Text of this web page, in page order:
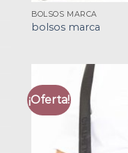
BOLSOS MARCA
bolsos marca
¡Oferta!